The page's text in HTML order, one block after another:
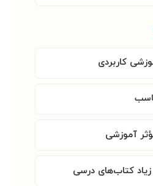
کاربردی
آموزشی
کتاب‌های درسی